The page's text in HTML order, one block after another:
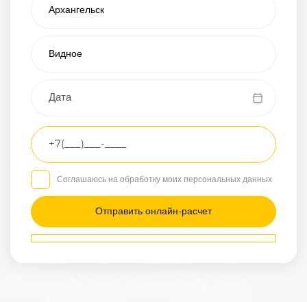
Грузовой
Другое
Транспортное
средство
Седан
/
Маршрут
Архангельск
Соглашаюсь на обработку моих персональных данных